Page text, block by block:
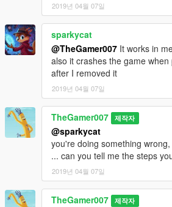
2019년 04월 07일
sparkycat
@TheGamer007 It works in
also it crashes the game
after I removed it
2019년 04월 07일
TheGamer007 제작자
@sparkycat
you're doing something
... can you tell me the steps
2019년 04월 07일
TheGamer007 제작자